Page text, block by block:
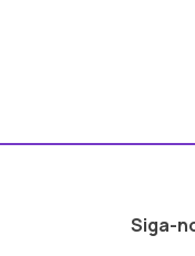
Siga-